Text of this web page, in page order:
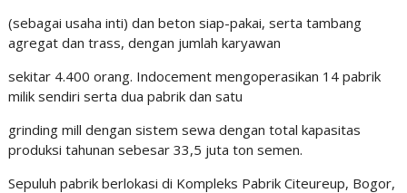
(sebagai usaha inti) dan beton siap-pakai, serta tambang
agregat dan trass, dengan jumlah karyawan
sekitar 4.400 orang. Indocement mengoperasikan 14 pabrik
milik sendiri serta dua pabrik dan satu
grinding mill dengan sistem sewa dengan total kapasitas
produksi tahunan sebesar 33,5 juta ton semen.
Sepuluh pabrik berlokasi di Kompleks Pabrik Citeureup, Bogor,